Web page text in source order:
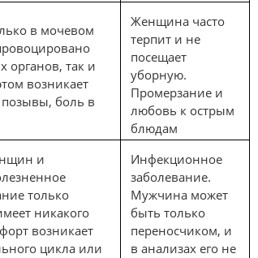
в мочевом
органов, так и
возникает
боль в
Женщина часто
терпит и не
посещает
уборную.
Промерзание и
любовь к острым
блюдам
и
только
никакого
возникает
цикла или
Инфекционное
заболевание.
Мужчина может
быть только
переносчиком, и
в анализах его не